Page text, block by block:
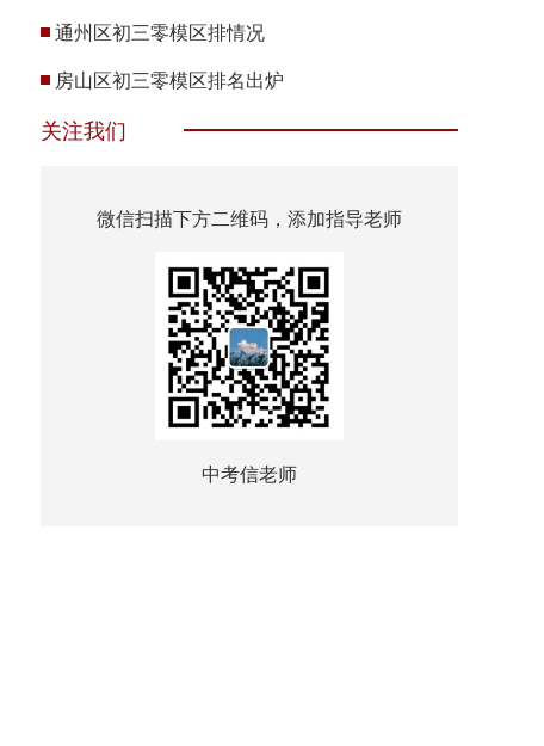
通州区初三零模区排情况
房山区初三零模区排名出炉
关注我们
微信扫描下方二维码，添加指导老师
中考信老师